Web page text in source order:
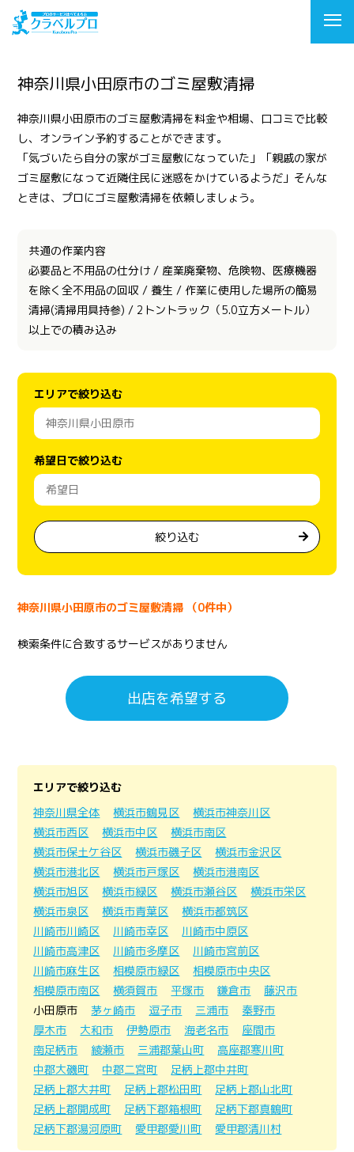
神奈川県小田原市のゴミ屋敷清掃
神奈川県小田原市のゴミ屋敷清掃を料金や相場、口コミで比較
し、オンライン予約することができます。
「気づいたら自分の家がゴミ屋敷になっていた」「親戚の家が
ゴミ屋敷になって近隣住民に迷惑をかけているようだ」そんな
ときは、プロにゴミ屋敷清掃を依頼しましょう。
共通の作業内容
必要品と不用品の仕分け / 産業廃棄物、危険物、医療機器
を除く全不用品の回収 / 養生 / 作業に使用した場所の簡易
清掃(清掃用具持参) / 2トントラック（5.0立方メートル）
以上での積み込み
エリアで絞り込む
希望日で絞り込む
絞り込む
神奈川県小田原市のゴミ屋敷清掃 （0件中）
検索条件に合致するサービスがありません
出店を希望する
エリアで絞り込む
神奈川県全体
横浜市鶴見区
横浜市神奈川区
横浜市西区
横浜市中区
横浜市南区
横浜市保土ケ谷区
横浜市磯子区
横浜市金沢区
横浜市港北区
横浜市戸塚区
横浜市港南区
横浜市旭区
横浜市緑区 横浜市瀬谷区
横浜市栄区
横浜市泉区
横浜市青葉区
横浜市都筑区
川崎市川崎区
川崎市幸区
川崎市中原区
川崎市高津区
川崎市多摩区
川崎市宮前区
川崎市麻生区
相模原市緑区
相模原市中央区
相模原市南区
横須賀市 平塚市 鎌倉市
藤沢市
小田原市
茅ヶ崎市 逗子市 三浦市
秦野市
厚木市
大和市 伊勢原市 海老名市
座間市
南足柄市
綾瀬市 三浦郡葉山町
高座郡寒川町
中郡大磯町
中郡二宮町
足柄上郡中井町
足柄上郡大井町
足柄上郡松田町
足柄上郡山北町
足柄上郡開成町
足柄下郡箱根町
足柄下郡真鶴町
足柄下郡湯河原町
愛甲郡愛川町 愛甲郡清川村